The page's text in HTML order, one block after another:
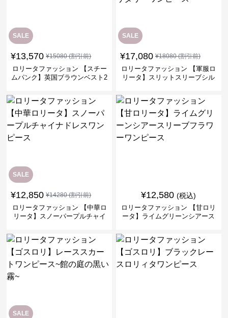
SALE
¥13,570 ¥15080(割引前)
ロリータファッション 【スチー
ムパンク】英国ブラウンベスト2
SALE
¥17,080 ¥18080(割引前)
ロリータファッション 【軍服ロ
リータ】スリットスリーブシル
SALE
¥12,850 ¥14280(割引前)
ロリータファッション 【中華ロ
リータ】スノーパープルチャイ
¥12,580 (税込)
ロリータファッション 【甘ロリ
ータ】ライムグリーンシアース
SALE